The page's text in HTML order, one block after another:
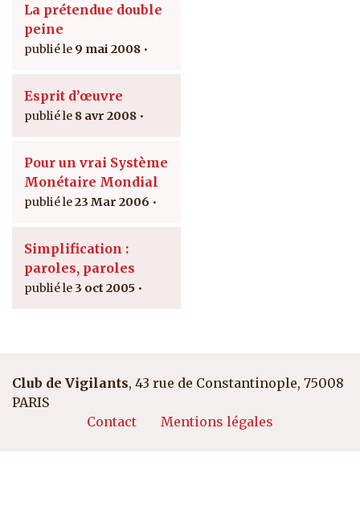
La prétendue double
peine
9 mai 2008
Esprit d’œuvre
8 avr 2008
Pour un vrai Système
Monétaire Mondial
23 Mar 2006
Simplification :
paroles, paroles
3 oct 2005
Club de Vigilants, 43 rue de Constantinople, 75008
PARIS
Pied de page
Contact Mentions légales